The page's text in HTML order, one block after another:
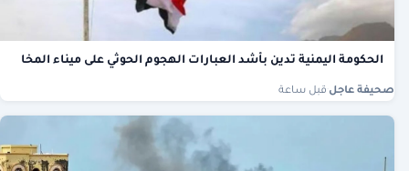
الحكومة اليمنية تدين بأشد العبارات الهجوم الحوثي على ميناء المخا
صحيفة عاجل قبل ساعة